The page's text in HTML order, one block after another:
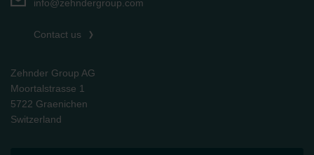
info@zehndergroup.com
Contact us
Zehnder Group AG
Moortalstrasse 1
5722 Graenichen
Switzerland